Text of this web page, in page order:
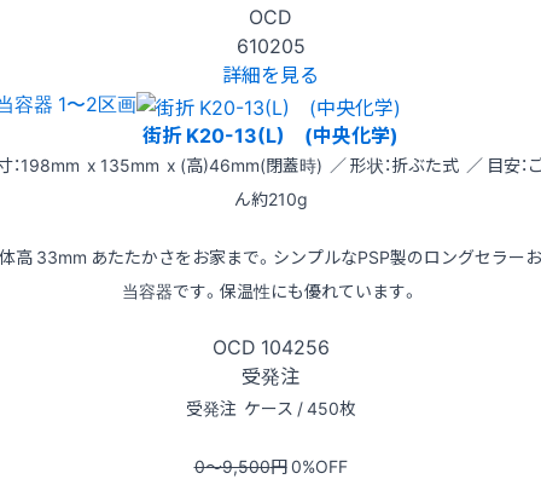
OCD
610205
詳細を見る
容器 1〜2区画
街折 K20-13(L) (中央化学)
：198mm x 135mm x (高)46mm(閉蓋時) ／ 形状：折ぶた式 ／ 目安：
ん約210g
高 33mm あたたかさをお家まで。シンプルなPSP製のロングセラー
当容器です。保温性にも優れています。
OCD 104256
受発注
受発注 ケース / 450枚
0〜9,500円0%OFF